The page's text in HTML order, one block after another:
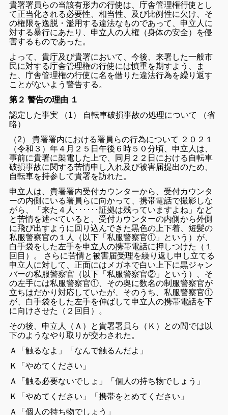
貴署署員らの当該有形力の行使は、庁舎管理権行使とし
て正当化される必要性、相当性、及び比例性に欠け、そ
の権限を逸脱・濫用する違法なものであって、申立人に
対する暴行にあたり、申立人の人権（身体の安全）を侵
害するものであった。
よって、貴庁及び貴署において、今後、来署した一般市
民に対する庁舎管理権の行使には慎重を期すよう、ま
た、庁舎管理権の行使に名を借りた違法行為を繰り返す
ことがないよう警告する。
第２ 警告の理由 １
認定した事実 （1） 自転車破損事故の処理について （省
略）
（2） 貴署署内における署員らの行為について ２０２１
（令和３）年４月２５日午後６時５０分頃、申立人は、
事前に貴署に架電した上で、同月２２日における自転車
破損事故に関する苦情申し入れ及び被害届提出のため、
自転車を持参して貴署を訪れた。
申立人は、貴署署内受付カウンターから、受付カウンタ
ーの内側にいる署員らに向かって、携帯電話で撮影しな
がら、「来た４人･･････証拠は残っていますよね」など
と苦情を述べていると、受付カウンターの内側から外側
に飛び出すように回り込んできた黒色の上下着、短髪の
私服警察官の１人（以下「私服警察官①」という）が、
白手袋をした左手を申立人の携帯電話に押しつけた（１
回目）。 さらに苦情と被害届受理を繰り返し申し立てる
申立人に対して、正面にはメガネで白い上下に黒ジャン
バーの私服警察官（以下「私服警察官②」という）、そ
の左手には私服警察官①、その奥に数名の制服警察官が
立ちはだかり対応していたが、そのうち、私服警察官①
が、白手袋をした左手を伸ばして申立人の携帯電話を下
に向けさせた（２回目）。
その後、申立人（Ａ）と貴署署員ら（Ｋ）との間では以
下のようなやり取りが交わされた。
Ａ「触るなよ」「なんで触るんだよ」
Ｋ「やめてください」
Ａ「触る必要ないでしょ」「個人の持ち物でしょう」
Ｋ「やめてください」「携帯をとめてください」
Ａ「個人の持ち物でしょう」